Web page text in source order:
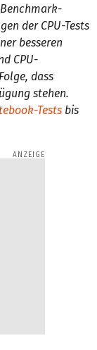
der CPU-Tests
besseren
CPU-
dass
stehen.
Tests bis